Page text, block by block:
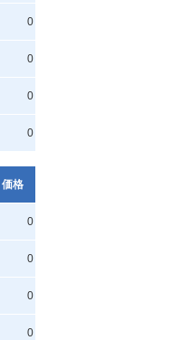
0
0
0
0
価格
0
0
0
0